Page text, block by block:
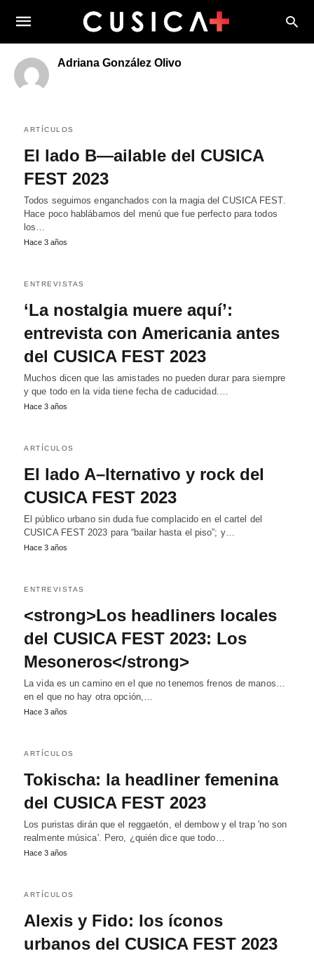
Adriana González Olivo
ARTÍCULOS
El lado B—ailable del CUSICA
FEST 2023
Todos seguimos enganchados con la magia del CUSICA FEST.
Hace poco hablábamos del menú que fue perfecto para todos
los…
Hace 3 años
ENTREVISTAS
‘La nostalgia muere aquí’:
entrevista con Americania antes
del CUSICA FEST 2023
Muchos dicen que las amistades no pueden durar para siempre
y que todo en la vida tiene fecha de caducidad.…
Hace 3 años
ARTÍCULOS
El lado A–lternativo y rock del
CUSICA FEST 2023
El público urbano sin duda fue complacido en el cartel del
CUSICA FEST 2023 para “bailar hasta el piso”; y…
Hace 3 años
ENTREVISTAS
<strong>Los headliners locales
del CUSICA FEST 2023: Los
Mesoneros</strong>
La vida es un camino en el que no tenemos frenos de manos…
en el que no hay otra opción,…
Hace 3 años
ARTÍCULOS
Tokischa: la headliner femenina
del CUSICA FEST 2023
Los puristas dirán que el reggaetón, el dembow y el trap 'no son
realmente música'. Pero, ¿quién dice que todo…
Hace 3 años
ARTÍCULOS
Alexis y Fido: los íconos
urbanos del CUSICA FEST 2023